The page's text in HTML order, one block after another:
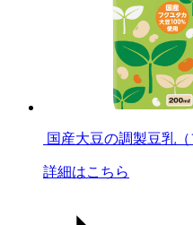
国産大豆の調製豆乳
詳細はこちら